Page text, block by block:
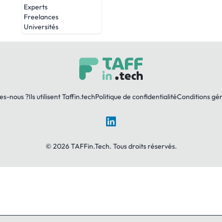
Experts
Freelances
Universités
nous ?Ils utilisent Taffin.techPolitique de confidentialitéConditions
LinkedIn
© 2026 TAFFin.Tech. Tous droits réservés.